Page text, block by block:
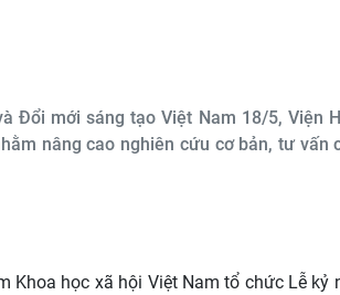
Đổi mới sáng tạo Việt Nam 18/5, Viện
nâng cao nghiên cứu cơ bản, tư vấn
Khoa học xã hội Việt Nam tổ chức Lễ kỷ